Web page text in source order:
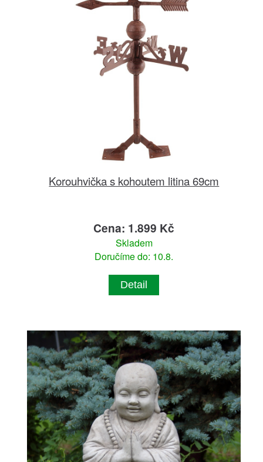
Korouhvička s kohoutem litina 69cm
Cena: 1.899 Kč
Skladem
Doručíme do: 10.8.
Detail